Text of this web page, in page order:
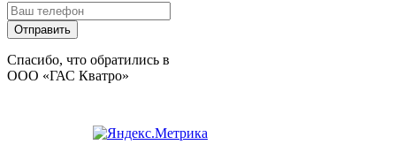
Спасибо, что обратились в
ООО «ГАС Кватро»